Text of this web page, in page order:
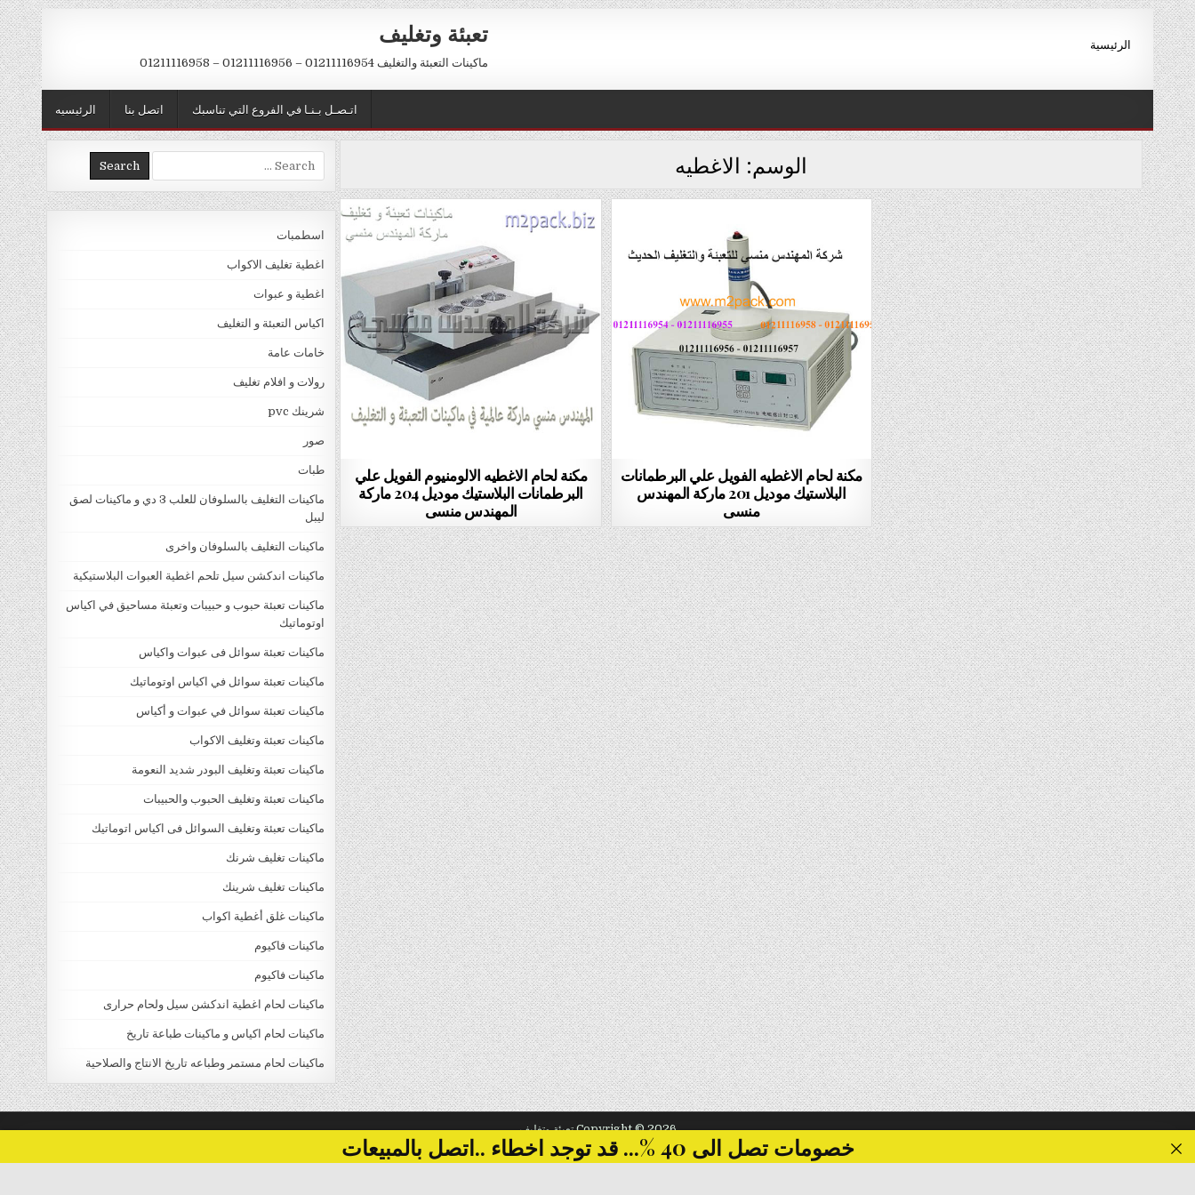
Skip
to
content
تعبئة وتغليف
ماكينات التعبئة والتغليف 01211116954 – 01211116956 – 01211116958
الرئيسية
الرئيسيه اتصل بنا اتـصـل بـنـا في الفروع التي تناسبك
الوسم: الاغطيه
مكنة لحام الاغطيه الالومنيوم الفويل علي
البرطمانات البلاستيك موديل 204 ماركة
المهندس منسى
مكنة لحام الاغطيه الفويل علي البرطمانات
البلاستيك موديل 201 ماركة المهندس
منسى
Search
for:
اسطمبات
اغطية تغليف الاكواب
اغطية و عبوات
اكياس التعبئة و التغليف
خامات عامة
رولات و افلام تغليف
شرينك pvc
صور
طبات
ماكينات التغليف بالسلوفان للعلب 3 دي و ماكينات لصق
ليبل
ماكينات التغليف بالسلوفان واخرى
ماكينات اندكشن سيل تلحم اغطية العبوات البلاستيكية
ماكينات تعبئة حبوب و حبيبات وتعبئة مساحيق في اكياس
اوتوماتيك
ماكينات تعبئة سوائل فى عبوات واكياس
ماكينات تعبئة سوائل في اكياس اوتوماتيك
ماكينات تعبئة سوائل في عبوات و أكياس
ماكينات تعبئة وتغليف الاكواب
ماكينات تعبئة وتغليف البودر شديد النعومة
ماكينات تعبئة وتغليف الحبوب والحبيبات
ماكينات تعبئة وتغليف السوائل فى اكياس اتوماتيك
ماكينات تغليف شرنك
ماكينات تغليف شرينك
ماكينات غلق أغطية اكواب
ماكينات فاكيوم
ماكينات فاكيوم
ماكينات لحام اغطية اندكشن سيل ولحام حرارى
ماكينات لحام اكياس و ماكينات طباعة تاريخ
ماكينات لحام مستمر وطباعه تاريخ الانتاج والصلاحية
Copyright © 2026 تعبئة وتغليف
Design by ThemesDNA.com
خصومات تصل الى 40 %... قد توجد اخطاء ..اتصل بالمبيعات